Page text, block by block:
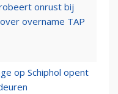
onrust bij
overname TAP
op Schiphol opent